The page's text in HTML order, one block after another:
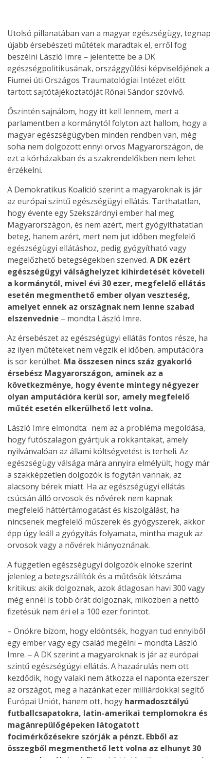
Utolsó pillanatában van a magyar egészségügy, tegnap
újabb érsebészeti műtétek maradtak el, erről fog
beszélni László Imre – jelentette be a DK
egészségpolitikusának, országgyűlési képviselőjének a
Fiumei úti Országos Traumatológiai Intézet előtt
tartott sajtótájékoztatóját Rónai Sándor szóvivő.
Őszintén sajnálom, hogy itt kell lennem, mert a
parlamentben a kormánytól folyton azt hallom, hogy a
magyar egészségügyben minden rendben van, még
soha nem dolgozott ennyi orvos Magyarországon, de
ezt a kórházakban és a szakrendelőkben nem lehet
érzékelni.
A Demokratikus Koalíció szerint a magyaroknak is jár
az európai szintű egészségügyi ellátás. Tarthatatlan,
hogy évente egy Szekszárdnyi ember hal meg
Magyarországon, és nem azért, mert gyógyíthatatlan
beteg, hanem azért, mert nem jut időben megfelelő
egészségügyi ellátáshoz, pedig gyógyítható vagy
megelőzhető betegségekben szenved. A DK ezért
egészségügyi válsághelyzet kihirdetését követeli
a kormánytól, mivel évi 30 ezer, megfelelő ellátás
esetén megmenthető ember olyan veszteség,
amelyet ennek az országnak nem lenne szabad
elszenvednie – mondta László Imre.
Az érsebészet az egészségügyi ellátás fontos része, ha
az ilyen műtéteket nem végzik el időben, amputációra
is sor kerülhet. Ma összesen nincs száz gyakorló
érsebész Magyarországon, aminek az a
következménye, hogy évente mintegy négyezer
olyan amputációra kerül sor, amely megfelelő
műtét esetén elkerülhető lett volna.
László Imre elmondta: nem az a probléma megoldása,
hogy futószalagon gyártjuk a rokkantakat, amely
nyilvánvalóan az állami költségvetést is terheli. Az
egészségügy válsága mára annyira elmélyült, hogy már
a szakképzetlen dolgozók is fogytán vannak, az
alacsony bérek miatt. Ha az egészségügyi ellátás
csúcsán álló orvosok és nővérek nem kapnak
megfelelő háttértámogatást és kiszolgálást, ha
nincsenek megfelelő műszerek és gyógyszerek, akkor
épp úgy leáll a gyógyítás folyamata, mintha maguk az
orvosok vagy a nővérek hiányoznának.
A független egészségügyi dolgozók elnöke szerint
jelenleg a betegszállítók és a műtősök létszáma
kritikus: akik dolgoznak, azok átlagosan havi 300 vagy
még ennél is több órát dolgoznak, miközben a nettó
fizetésük nem éri el a 100 ezer forintot.
– Önökre bízom, hogy eldöntsék, hogyan tud ennyiből
egy ember vagy egy család megélni – mondta László
Imre. – A DK szerint a magyaroknak is jár az európai
szintű egészségügyi ellátás. A hazaárulás nem ott
kezdődik, hogy valaki nem átkozza el naponta ezerszer
az országot, meg a hazánkat ezer milliárdokkal segítő
Európai Uniót, hanem ott, hogy harmadosztályú
futballcsapatokra, latin-amerikai templomokra és
magánrepülőgépeken látogatott
focimérkőzésekre szórják a pénzt. Ebből az
összegből megmenthető lett volna az elhunyt 30